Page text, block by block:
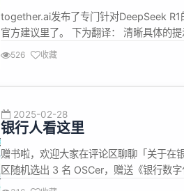
together.ai发布了专门针对DeepSeek
官方建议里了。 下为翻译： 清晰具体的
什么。复杂、冗长的提示通常会导致效
526 收藏
2025-02-28
银行人看这里
赠书啦，欢迎大家在评论区聊聊「关于在
区随机选出 3 名 OSCer，赠送《银行数
3 月 5 日 18:00 数据思维及其重要性 长